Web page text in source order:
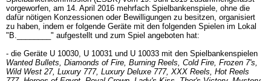
vorgeworfen, am 14. April 2016 mehrfach Spielbankenspiele, ohne die
dafür nötigen Konzessionen oder Bewilligungen zu besitzen, organisiert
zu haben, indem er folgende Geräte mit den folgenden Spielen im Lokal
"B.________" aufgestellt und zum Spiel angeboten hat:
- die Geräte U 10030, U 10031 und U 10033 mit den Spielbankenspielen
Wanted Bullets, Diamonds of Fire, Burning Reels, Cold Fire, Frozen 7's,
Wild West 27, Luxury 777, Luxury Deluxe 777, XXX Reels, Hot Reels